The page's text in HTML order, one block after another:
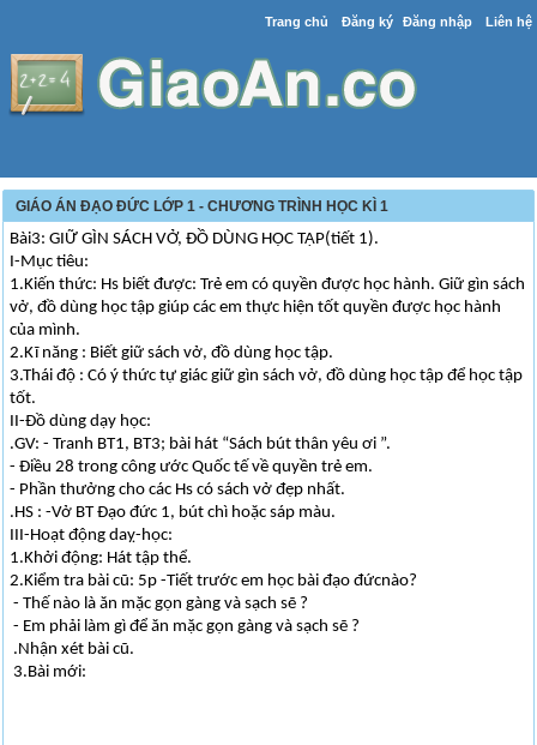
Trang chủ Đăng ký Đăng nhập Liên hệ
GIÁO ÁN ĐẠO ĐỨC LỚP 1 - CHƯƠNG TRÌNH HỌC KÌ 1
Bài3: GIỮ GÌN SÁCH VỞ, ĐỒ DÙNG HỌC TẬP(tiết 1).
I-Mục tiêu:
1.Kiến thức: Hs biết được: Trẻ em có quyền được học hành. Giữ gìn sách
vở, đồ dùng học tập giúp các em thực hiện tốt quyền được học hành
của mình.
2.Kĩ năng : Biết giữ sách vở, đồ dùng học tập.
3.Thái độ : Có ý thức tự giác giữ gìn sách vở, đồ dùng học tập để học tập
tốt.
II-Đồ dùng dạy học:
.GV: - Tranh BT1, BT3; bài hát “Sách bút thân yêu ơi ”.
- Điều 28 trong công ước Quốc tế về quyền trẻ em.
- Phần thưởng cho các Hs có sách vở đẹp nhất.
.HS : -Vở BT Đạo đức 1, bút chì hoặc sáp màu.
III-Hoạt động daỵ-học:
1.Khởi động: Hát tập thể.
2.Kiểm tra bài cũ: 5p -Tiết trước em học bài đạo đứcnào?
- Thế nào là ăn mặc gọn gàng và sạch sẽ ?
- Em phải làm gì để ăn mặc gọn gàng và sạch sẽ ?
.Nhận xét bài cũ.
3.Bài mới: